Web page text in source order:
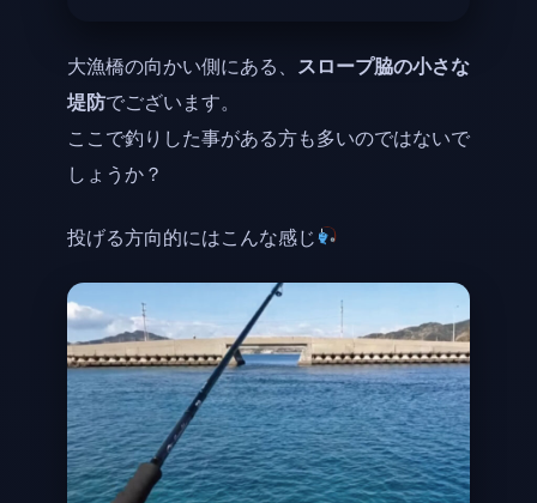
大漁橋の向かい側にある、 スロープ脇の小さな
堤防でございます。
ここで釣りした事がある方も多いのではないで
しょうか？
投げる方向的にはこんな感じ